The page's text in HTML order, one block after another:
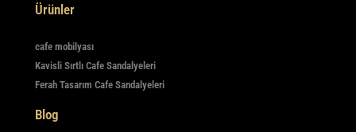
Ürünler
cafe mobilyası
Kavisli Sırtlı Cafe Sandalyeleri
Ferah Tasarım Cafe Sandalyeleri
Blog